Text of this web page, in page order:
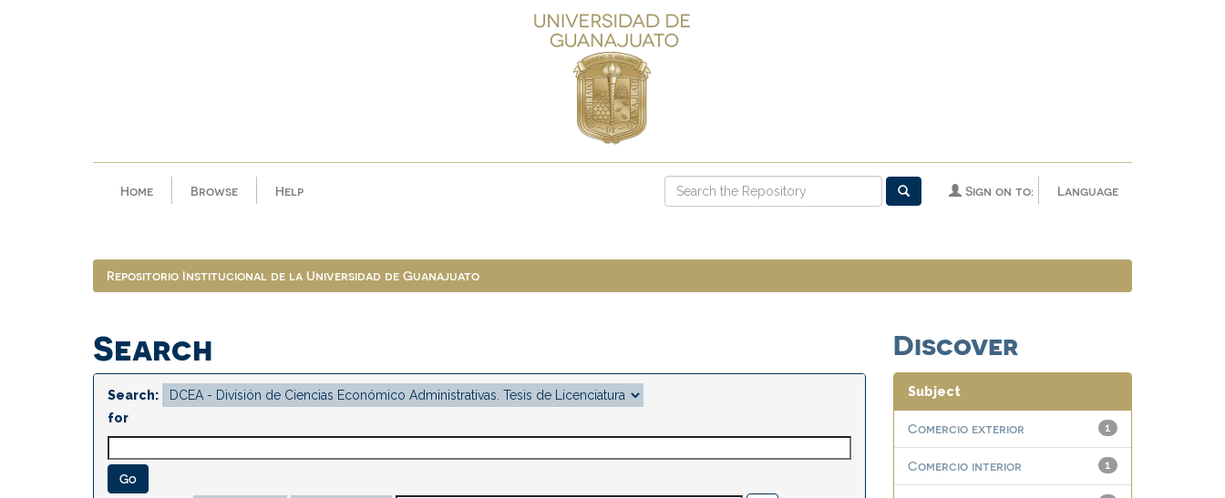
Home Browse Help Language
Sign on to:
Repositorio Institucional de la Universidad de Guanajuato
Search
Search:
for
Discover
Subject
1
Comercio exterior
1
Comercio interior